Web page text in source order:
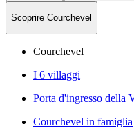
Scoprire Courchevel
Courchevel
I 6 villaggi
Porta d'ingresso della
Courchevel in famiglia